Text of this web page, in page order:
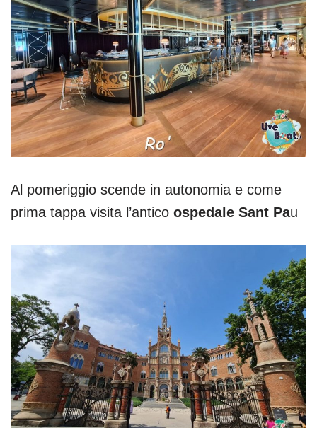
Al pomeriggio scende in autonomia e come
prima tappa visita l’antico ospedale Sant Pau